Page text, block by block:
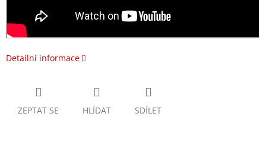
Detailní informace
ZEPTAT SE HLÍDAT SDÍLET